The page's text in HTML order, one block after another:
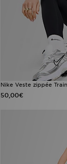
Nike Veste zippée
50,00€